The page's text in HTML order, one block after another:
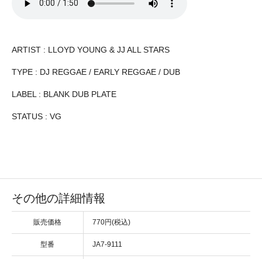
ARTIST : LLOYD YOUNG & JJ ALL STARS
TYPE : DJ REGGAE / EARLY REGGAE / DUB
LABEL : BLANK DUB PLATE
STATUS : VG
その他の詳細情報
販売価格 770円(税込)
型番 JA7-9111